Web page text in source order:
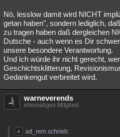
Nö, lesslow damit wird NICHT
getan haben", sondern lediglich,
zu tragen haben daß dergleichen
Dutsche - auch wenn es Dir
unsere besondere Verantwortung.
Und ich würde ihr nicht gerecht,
Geschichtsklitterung,
Gedankengut verbreitet wird.
warneverends
ehemaliges Mitglied
ad_rem schrieb: